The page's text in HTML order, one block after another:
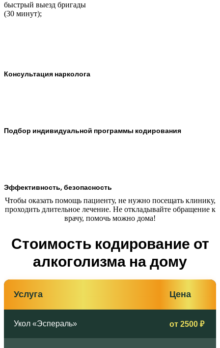
быстрый выезд бригады
(30 минут);
Консультация нарколога
Подбор индивидуальной программы кодирования
Эффективность, безопасность
Чтобы оказать помощь пациенту, не нужно посещать клинику,
проходить длительное лечение. Не откладывайте обращение к
врачу, помочь можно дома!
Стоимость кодирование от
алкоголизма на дому
Услуга Цена
Укол «Эспераль» от 2500 ₽